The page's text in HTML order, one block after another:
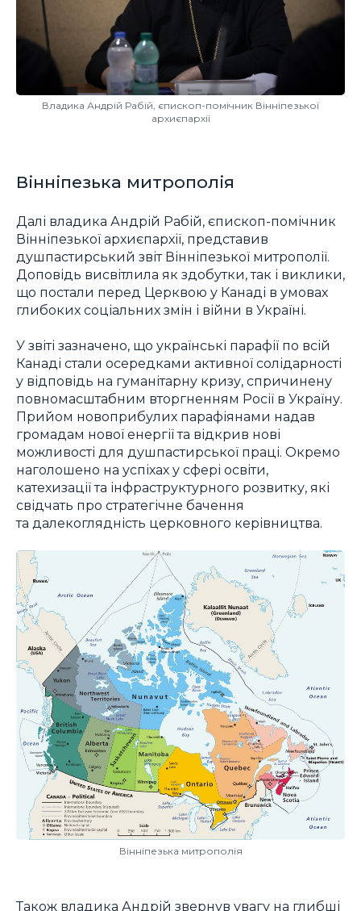
Владика Андрій Рабій, єпископ-помічник Вінніпезької
архиєпархії
Вінніпезька митрополія
Далі владика Андрій Рабій, єпископ-помічник
Вінніпезької архиєпархії, представив
душпастирський звіт Вінніпезької митрополії.
Доповідь висвітлила як здобутки, так і виклики,
що постали перед Церквою у Канаді в умовах
глибоких соціальних змін і війни в Україні.
У звіті зазначено, що українські парафії по всій
Канаді стали осередками активної солідарності
у відповідь на гуманітарну кризу, спричинену
повномасштабним вторгненням Росії в Україну.
Прийом новоприбулих парафіянами надав
громадам нової енергії та відкрив нові
можливості для душпастирської праці. Окремо
наголошено на успіхах у сфері освіти,
катехизації та інфраструктурного розвитку, які
свідчать про стратегічне бачення
та далекоглядність церковного керівництва.
Вінніпезька митрополія
Також владика Андрій звернув увагу на глибші